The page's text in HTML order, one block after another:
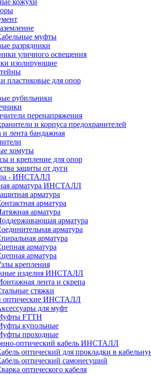
кожухи
муфты
разрядники
уличного освещения
изолирующие
пластиковые для опор
рубильники
перенапряжения
и корпуса предохранителей
и лента бандажная
хомуты
и крепление для опор
защиты от дуги
- ИНСТАЛЛ
арматура ИНСТАЛЛ
арматура
арматура
арматура
арматура
арматура
арматура
арматура
арматура
крепления
изделия ИНСТАЛЛ
лента и скрепа
стяжки
ИНСТАЛЛ
для муфт
FTTH
купольные
проходные
оптический кабель ИНСТАЛЛ
оптический для прокладки в
оптический самонесущий
оптического кабеля